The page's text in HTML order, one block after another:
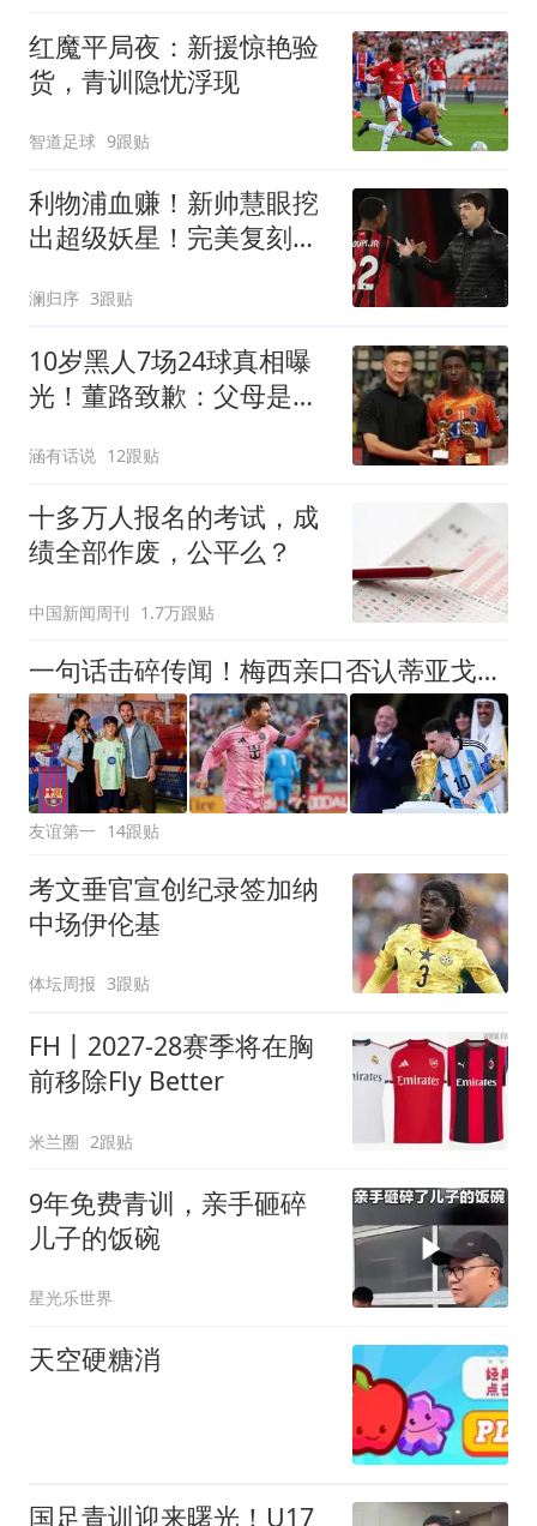
红魔平局夜：新援惊艳验
货，青训隐忧浮现
智道足球 9跟贴
利物浦血赚！新帅慧眼挖
出超级妖星！完美复刻克
澜归序 3跟贴
10岁黑人7场24球真相曝
光！董路致歉：父母是假
涵有话说 12跟贴
十多万人报名的考试，成
绩全部作废，公平么？
中国新闻周刊 1.7万跟贴
一句话击碎传闻！梅西亲口否认蒂亚戈加盟拉玛西亚，留守迈阿密继续追梦
友谊第一 14跟贴
考文垂官宣创纪录签加纳
中场伊伦基
体坛周报 3跟贴
FH丨2027-28赛季将在胸
前移除Fly Better
米兰圈 2跟贴
9年免费青训，亲手砸碎
儿子的饭碗
星光乐世界
天空硬糖消
国足青训迎来曙光！U17